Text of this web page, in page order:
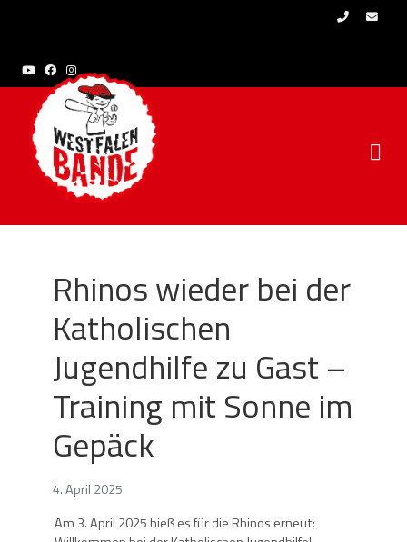
Rhinos wieder bei der
Katholischen
Jugendhilfe zu Gast –
Training mit Sonne im
Gepäck
4. April 2025
Am 3. April 2025 hieß es für die Rhinos erneut: